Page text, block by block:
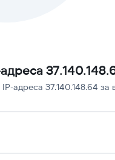
адреса 37.140.148.64 за